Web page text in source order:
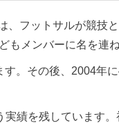
フットサルが競技
メンバーに名を連ね
す。その後、2004年
績を残しています